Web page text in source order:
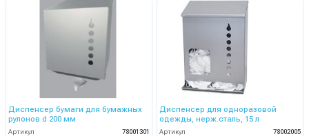
Диспенсер бумаги для бумажных
рулонов d 200 мм
Артикул
78001301
Диспенсер для одноразовой
одежды, нерж.сталь, 15 л
Артикул
78002005